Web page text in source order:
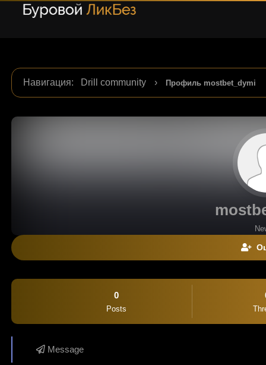
Навигация: Drill community › Профиль mostbet_dymi
0
Posts
Message